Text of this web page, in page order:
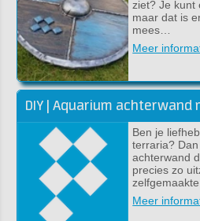
ziet? Je kunt
maar dat is
mees…
Meer
DIY | Aquarium achterwand
Ben je
terraria?
achterwand
precies zo
Meer